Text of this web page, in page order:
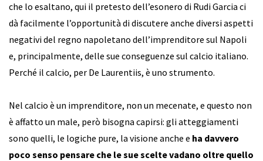
che lo esaltano, qui il pretesto dell’esonero di Rudi Garcia ci
dà facilmente l’opportunità di discutere anche diversi aspetti
negativi del regno napoletano dell’imprenditore sul Napoli
e, principalmente, delle sue conseguenze sul calcio italiano.
Perché il calcio, per De Laurentiis, è uno strumento.
Nel calcio è un imprenditore, non un mecenate, e questo non
è affatto un male, però bisogna capirsi: gli atteggiamenti
sono quelli, le logiche pure, la visione anche e ha davvero
poco senso pensare che le sue scelte vadano oltre quello